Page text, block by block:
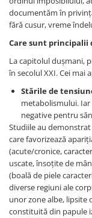
documentăm în
fără cusur, vreme
Care sunt principalii
La capitolul dușmani,
în secolul XXI. Cei mai
Stările de
metabolismului. Iar
negative pentru
Studiile au
care favorizează
(acute/cronice,
uscate, însoțite de
(boală de piele
diverse regiuni ale
unor zone albe, lipsite
constituită din papule